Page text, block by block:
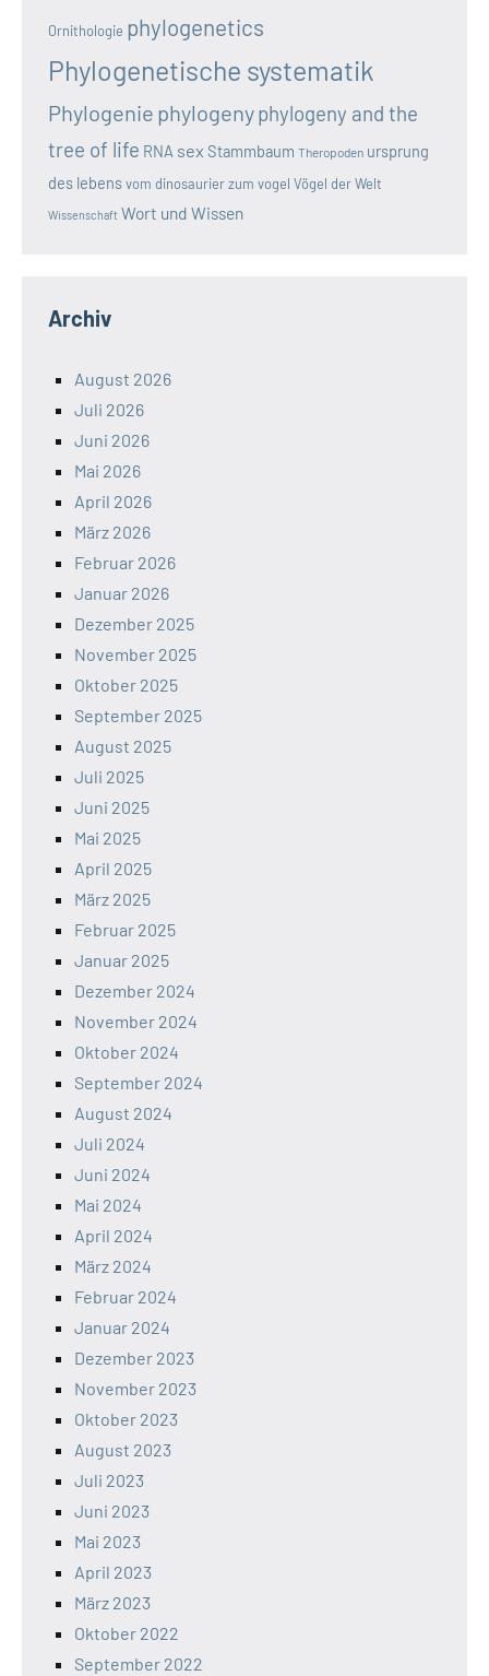
Ornithologie phylogenetics
Phylogenetische systematik
Phylogenie phylogenyphylogeny and the
tree of life RNA sex Stammbaum Theropoden ursprung
des lebensvom dinosaurier zum vogel Vögel der Welt
Wissenschaft Wort und Wissen
Archiv
August 2026
Juli 2026
Juni 2026
Mai 2026
April 2026
März 2026
Februar 2026
Januar 2026
Dezember 2025
November 2025
Oktober 2025
September 2025
August 2025
Juli 2025
Juni 2025
Mai 2025
April 2025
März 2025
Februar 2025
Januar 2025
Dezember 2024
November 2024
Oktober 2024
September 2024
August 2024
Juli 2024
Juni 2024
Mai 2024
April 2024
März 2024
Februar 2024
Januar 2024
Dezember 2023
November 2023
Oktober 2023
August 2023
Juli 2023
Juni 2023
Mai 2023
April 2023
März 2023
Oktober 2022
September 2022